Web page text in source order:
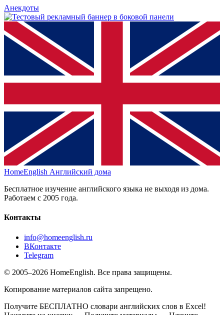
Анекдоты
HomeEnglish Английский дома
Бесплатное изучение английского языка не выходя из дома.
Работаем с 2005 года.
Контакты
info@homeenglish.ru
ВКонтакте
Telegram
© 2005–2026 HomeEnglish. Все права защищены.
Копирование материалов сайта запрещено.
Получите БЕСПЛАТНО словари английских слов в Excel!